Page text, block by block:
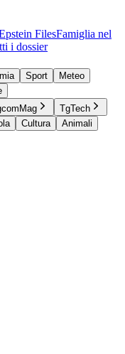
FilesFamiglia nel
i dossier
Sport
Meteo
TgTech
Cultura
Animali